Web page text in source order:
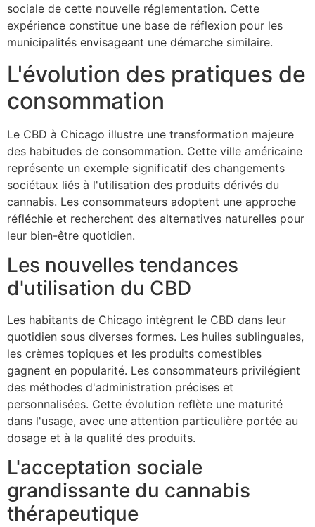
sociale de cette nouvelle réglementation. Cette
expérience constitue une base de réflexion pour les
municipalités envisageant une démarche similaire.
L'évolution des pratiques de
consommation
Le CBD à Chicago illustre une transformation majeure
des habitudes de consommation. Cette ville américaine
représente un exemple significatif des changements
sociétaux liés à l'utilisation des produits dérivés du
cannabis. Les consommateurs adoptent une approche
réfléchie et recherchent des alternatives naturelles pour
leur bien-être quotidien.
Les nouvelles tendances
d'utilisation du CBD
Les habitants de Chicago intègrent le CBD dans leur
quotidien sous diverses formes. Les huiles sublinguales,
les crèmes topiques et les produits comestibles
gagnent en popularité. Les consommateurs privilégient
des méthodes d'administration précises et
personnalisées. Cette évolution reflète une maturité
dans l'usage, avec une attention particulière portée au
dosage et à la qualité des produits.
L'acceptation sociale
grandissante du cannabis
thérapeutique